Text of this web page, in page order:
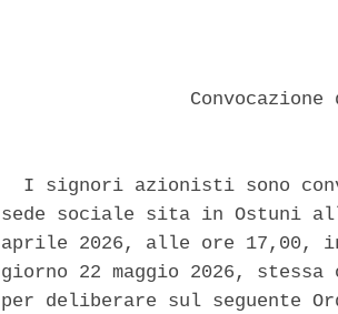
I signori azionisti sono
sede sociale sita in Ostuni
aprile 2026, alle ore 17,00,
giorno 22 maggio 2026,
per deliberare sul seguente